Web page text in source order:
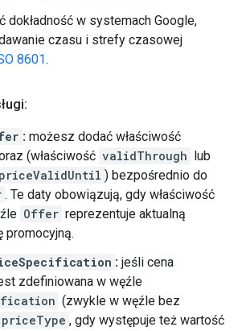
dokładność w systemach Google,
czasu i strefy czasowej
8601.
: możesz dodać właściwość
(właściwość validThrough lub
priceValidUntil ) bezpośrednio do
. Te daty obowiązują, gdy właściwość
Offer reprezentuje aktualną
promocyjną.
: jeśli cena
zdefiniowana w węźle
(zwykle w węźle bez
priceType , gdy występuje też wartość